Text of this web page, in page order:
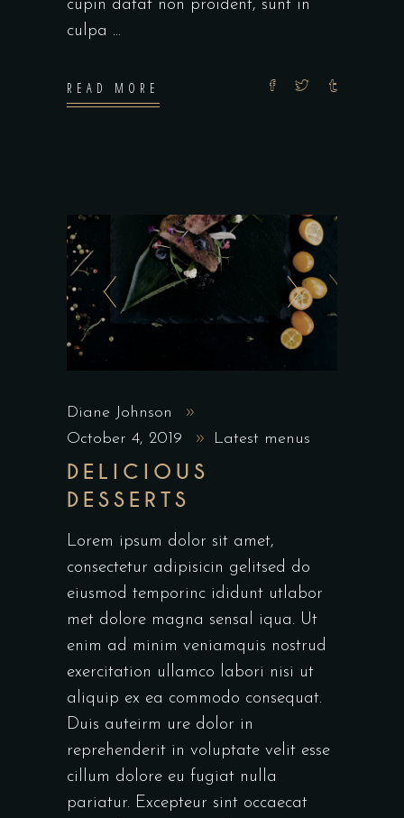
cupin datat non proident, sunt in
culpa
READ MORE
Diane Johnson
October 4, 2019
Latest menus
DELICIOUS
DESSERTS
Lorem ipsum dolor sit amet,
consectetur adipisicin gelitsed do
eiusmod temporinc ididunt utlabor
met dolore magna sensal iqua. Ut
enim ad minim veniamquis nostrud
exercitation ullamco labori nisi ut
aliquip ex ea commodo consequat.
Duis auteirm ure dolor in
reprehenderit in voluptate velit esse
cillum dolore eu fugiat nulla
pariatur. Excepteur sint occaecat